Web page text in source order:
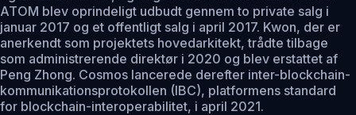
ATOM blev oprindeligt udbudt gennem to private salg i
januar 2017 og et offentligt salg i april 2017. Kwon, der er
anerkendt som projektets hovedarkitekt, trådte tilbage
som administrerende direktør i 2020 og blev erstattet af
Peng Zhong. Cosmos lancerede derefter inter-blockchain-
kommunikationsprotokollen (IBC), platformens standard
for blockchain-interoperabilitet, i april 2021.